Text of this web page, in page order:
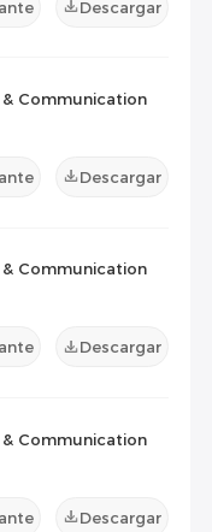
Descargar
Communication
Descargar
Communication
Descargar
Communication
Descargar